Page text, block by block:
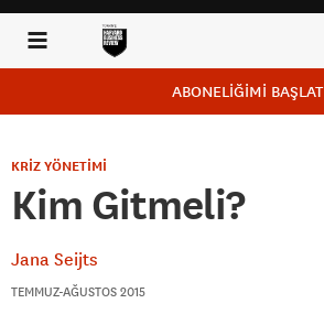
ABONELİĞİMİ BAŞLAT
KRİZ YÖNETİMİ
Kim Gitmeli?
Jana Seijts
TEMMUZ-AĞUSTOS 2015